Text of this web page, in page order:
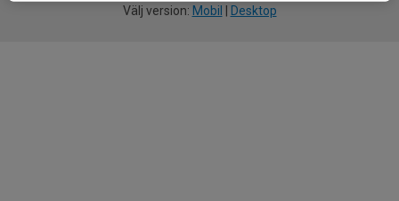
Välj version: Mobil Desktop